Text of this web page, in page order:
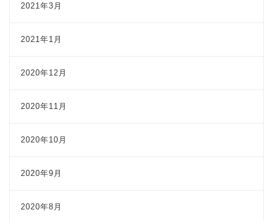
2021年3月
2021年1月
2020年12月
2020年11月
2020年10月
2020年9月
2020年8月